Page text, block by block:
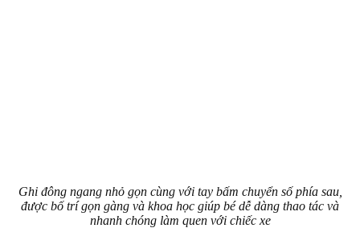
Ghi đông ngang nhỏ gọn cùng với tay bấm chuyển số phía sau,
được bố trí gọn gàng và khoa học giúp bé dễ dàng thao tác và
nhanh chóng làm quen với chiếc xe